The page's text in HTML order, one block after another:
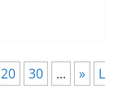
20 30 ... »
L